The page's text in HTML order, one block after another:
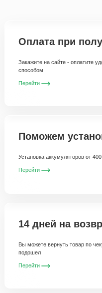
Оплата при
Закажите на сайте - оплатите
способом
Перейти
Поможем
Установка аккумуляторов от
Перейти
14 дней на
Вы можете вернуть товар по
подошел
Перейти